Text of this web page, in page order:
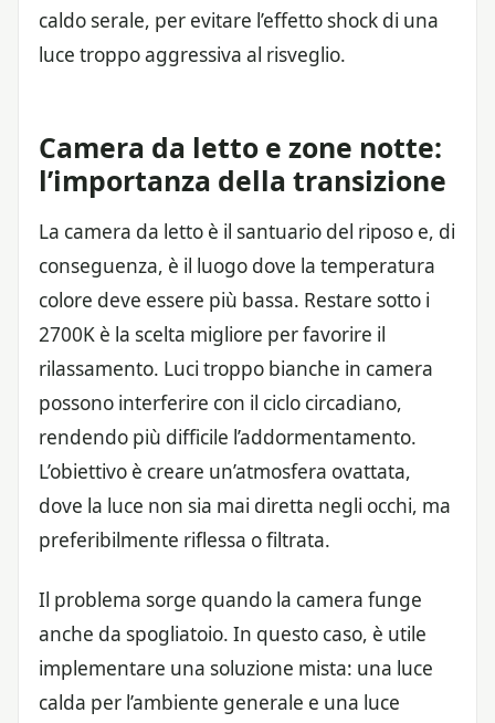
caldo serale, per evitare l’effetto shock di una
luce troppo aggressiva al risveglio.
Camera da letto e zone notte:
l’importanza della transizione
La camera da letto è il santuario del riposo e, di
conseguenza, è il luogo dove la temperatura
colore deve essere più bassa. Restare sotto i
2700K è la scelta migliore per favorire il
rilassamento. Luci troppo bianche in camera
possono interferire con il ciclo circadiano,
rendendo più difficile l’addormentamento.
L’obiettivo è creare un’atmosfera ovattata,
dove la luce non sia mai diretta negli occhi, ma
preferibilmente riflessa o filtrata.
Il problema sorge quando la camera funge
anche da spogliatoio. In questo caso, è utile
implementare una soluzione mista: una luce
calda per l’ambiente generale e una luce